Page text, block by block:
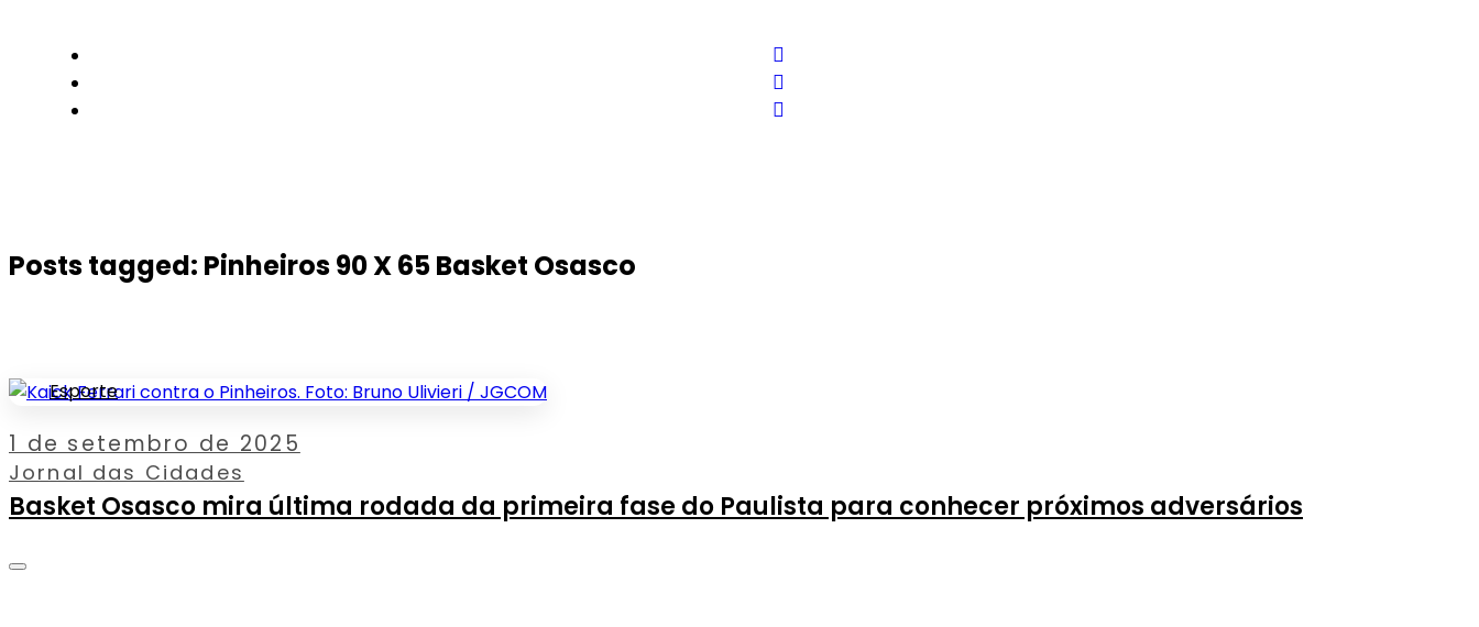
Posts tagged: Pinheiros 90 X 65 Basket Osasco
1 de setembro de 2025
Jornal das Cidades
Esporte
Basket Osasco mira última rodada da primeira fase do Paulista para conhecer próximos adversários